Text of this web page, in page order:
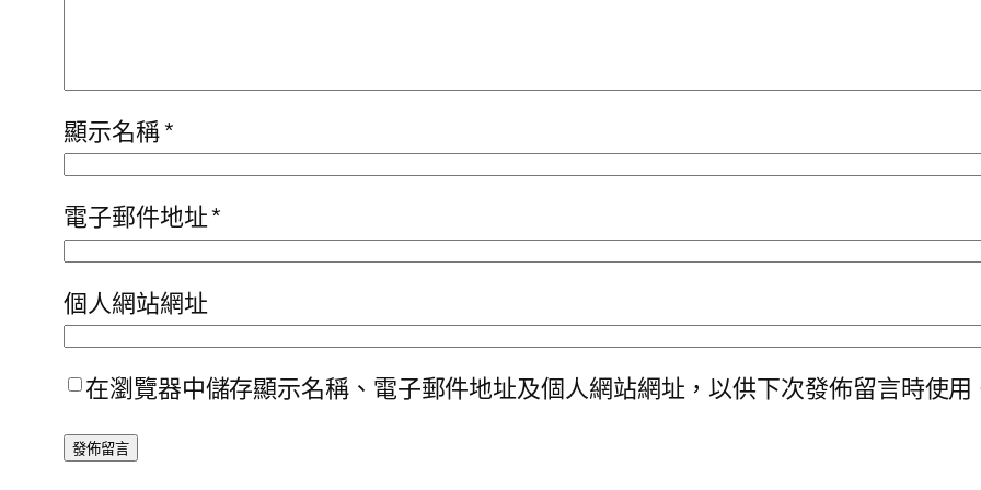
顯示名稱*
電子郵件地址*
個人網站網址
在瀏覽器中儲存顯示名稱、電子郵件地址及個人網站網址，以供下次發佈留言時使用